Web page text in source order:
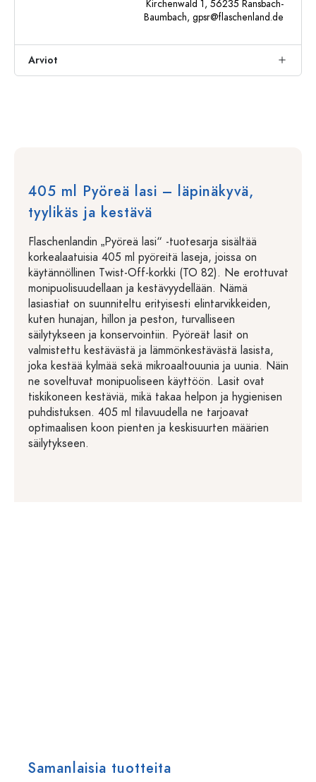
Kirchenwald 1, 56235 Ransbach-
Baumbach, gpsr@flaschenland.de
Arviot
405 ml Pyöreä lasi – läpinäkyvä,
tyylikäs ja kestävä
Flaschenlandin „Pyöreä lasi“ -tuotesarja sisältää
korkealaatuisia 405 ml pyöreitä laseja, joissa on
käytännöllinen Twist-Off-korkki (TO 82). Ne erottuvat
monipuolisuudellaan ja kestävyydellään. Nämä
lasiastiat on suunniteltu erityisesti elintarvikkeiden,
kuten hunajan, hillon ja peston, turvalliseen
säilytykseen ja konservointiin. Pyöreät lasit on
valmistettu kestävästä ja lämmönkestävästä lasista,
joka kestää kylmää sekä mikroaaltouunia ja uunia. Näin
ne soveltuvat monipuoliseen käyttöön. Lasit ovat
tiskikoneen kestäviä, mikä takaa helpon ja hygienisen
puhdistuksen. 405 ml tilavuudella ne tarjoavat
optimaalisen koon pienten ja keskisuurten määrien
säilytykseen.
Samanlaisia tuotteita